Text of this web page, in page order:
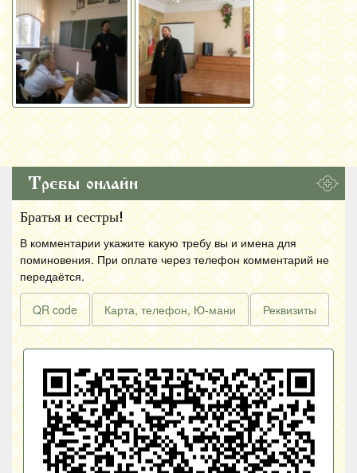
Требы онлайн
Братья и сестры!
В комментарии укажите какую требу вы и имена для
поминовения. При оплате через телефон комментарий не
передаётся.
QR code Карта, телефон, Ю-мани Реквизиты